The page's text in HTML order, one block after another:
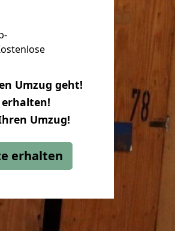
Umzug geht!
Umzug!
erhalten